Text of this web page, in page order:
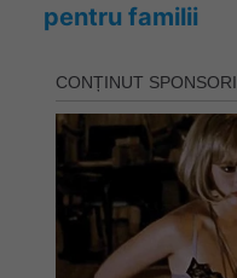
pentru familii